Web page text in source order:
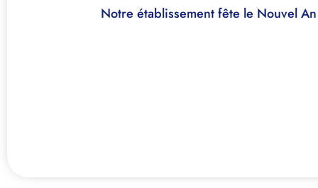
Notre établissement fête le Nouvel